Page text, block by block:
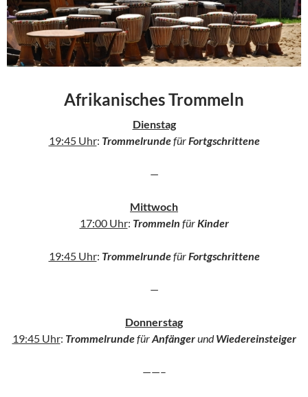
Afrikanisches Trommeln
Dienstag
19:45 Uhr: TrommelrundefürFortgschrittene
—
Mittwoch
17:00 Uhr: Trommeln fürKinder
19:45 Uhr: TrommelrundefürFortgschrittene
—
Donnerstag
19:45 Uhr: TrommelrundefürAnfängerundWiedereinsteiger
——–